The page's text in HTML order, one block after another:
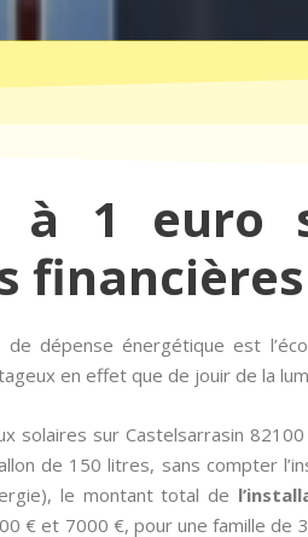
à 1 euro
financières
dépense énergétique est
en effet que de jouir de la
solaires sur Castelsarrasin
de 150 litres, sans compter
le montant total de
€ et 7000 €, pour une famille de